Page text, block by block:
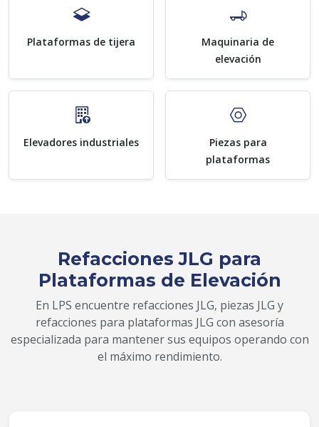
Plataformas de tijera
Maquinaria de
elevación
Elevadores industriales
Piezas para
plataformas
Refacciones JLG para
Plataformas de Elevación
En LPS encuentre refacciones JLG, piezas JLG y
refacciones para plataformas JLG con asesoría
especializada para mantener sus equipos operando con
el máximo rendimiento.